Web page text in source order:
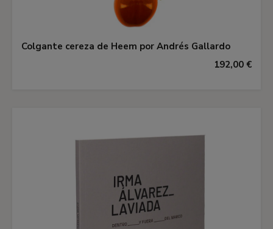
Colgante cereza de Heem por Andrés Gallardo
192,00 €